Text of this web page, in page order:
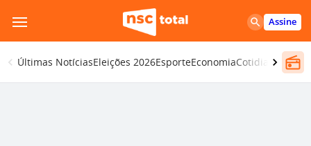
para
o
conteúdo
Assine
Últimas NotíciasEleições 2026EsporteEconomiaCotidiano